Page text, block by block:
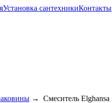
Установка сантехникиКонтакты
→ Смеситель Elghansa